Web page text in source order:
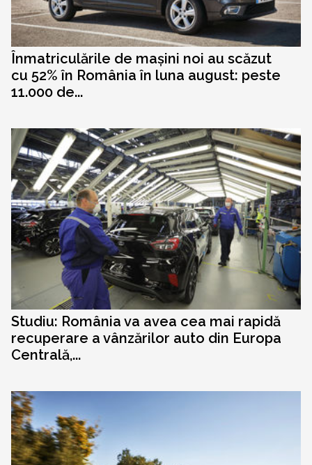
Înmatriculările de mașini noi au scăzut
cu 52% în România în luna august: peste
11.000 de...
Studiu: România va avea cea mai rapidă
recuperare a vânzărilor auto din Europa
Centrală,...